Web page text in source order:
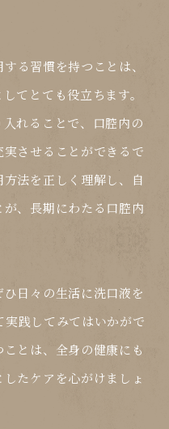
る習慣を持つことは、
てとても役立ちます。
れることで、口腔内の
させることができるで
法を正しく理解し、自
、長期にわたる口腔内
日々の生活に洗口液を
実践してみてはいかがで
とは、全身の健康にも
たケアを心がけましょ